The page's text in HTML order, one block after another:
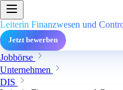
Leiterin Finanzwesen und
Jetzt bewerben
Jobbörse
Unternehmen
DIS